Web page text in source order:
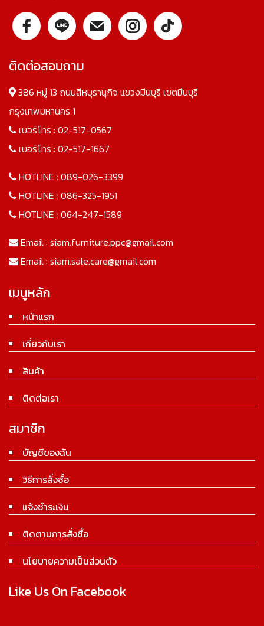
ติดต่อสอบถาม
386 หมู่ 13 ถนนสีหบุรานุกิจ แขวงมีนบุรี เขตมีนบุรี
กรุงเทพมหานคร 1
เบอร์โทร : 02-517-0567
เบอร์โทร : 02-517-1667
HOTLINE : 089-026-3399
HOTLINE : 086-325-1951
HOTLINE : 064-247-1589
Email : siam.furniture.ppc@gmail.com
Email : siam.sale.care@gmail.com
เมนูหลัก
หน้าแรก
เกี่ยวกับเรา
สินค้า
ติดต่อเรา
สมาชิก
บัญชีของฉัน
วิธีการสั่งซื้อ
แจ้งชำระเงิน
ติดตามการสั่งซื้อ
นโยบายความเป็นส่วนตัว
Like Us On Facebook